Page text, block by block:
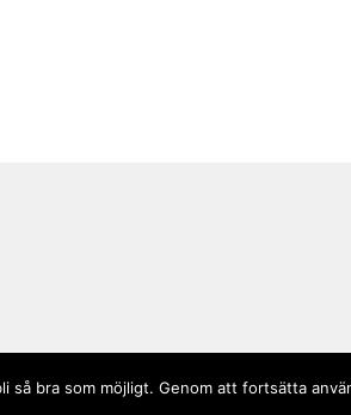
så bra som möjligt. Genom att fortsätta